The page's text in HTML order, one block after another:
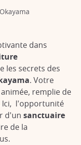
dans
les secrets des
. Votre
remplie de
Ici, l'opportunité
d'un sanctuaire
de la